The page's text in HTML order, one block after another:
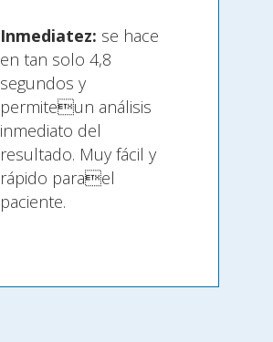
Inmediatez: se hace
en tan solo 4,8
segundos y
permiteun análisis
inmediato del
resultado. Muy fácil y
rápido parael
paciente.